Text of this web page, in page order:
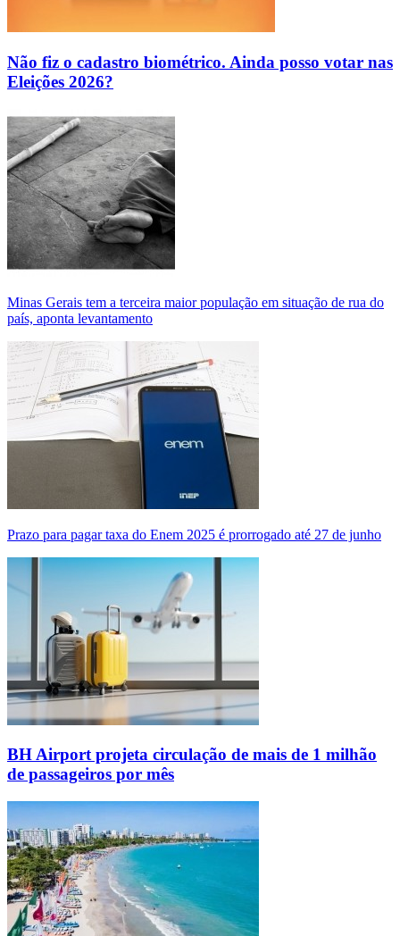
Não fiz o cadastro biométrico. Ainda posso votar nas
Eleições 2026?
Minas Gerais tem a terceira maior população em situação de rua do
país, aponta levantamento
Prazo para pagar taxa do Enem 2025 é prorrogado até 27 de junho
BH Airport projeta circulação de mais de 1 milhão
de passageiros por mês